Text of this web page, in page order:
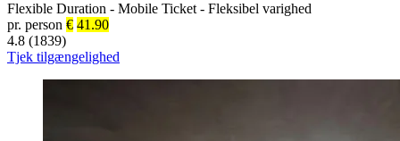
Flexible Duration - Mobile Ticket - Fleksibel varighed
pr. person € 41.90
4.8 (1839)
Tjek tilgængelighed